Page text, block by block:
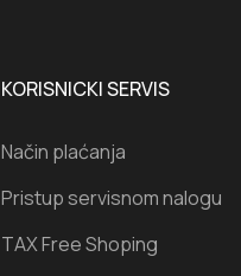
KORISNICKI SERVIS
Način plaćanja
Pristup servisnom nalogu
TAX Free Shoping